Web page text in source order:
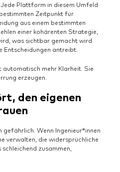
Plattform in diesem Umfeld
Zeitpunkt für
aus einem bestimmten
einer kohärenten Strategie,
was sichtbar gemacht wird
Entscheidungen antreibt.
automatisch mehr Klarheit. Sie
erzeugen.
den eigenen
Wenn Ingenieur*innen
verwalten, die widersprüchliche
zusammen,